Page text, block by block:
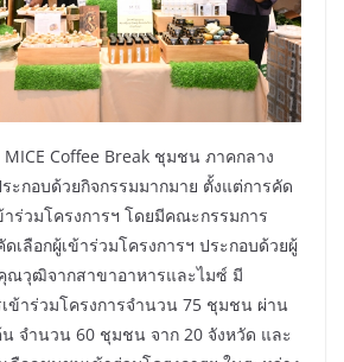
Coffee Break ชุมชน ภาคกลาง
ะกอบด้วยกิจกรรมมากมาย ตั้งแต่การคัด
ร่วมโครงการฯ โดยมีคณะกรรมการ
ลือกผู้เข้าร่วมโครงการฯ ประกอบด้วยผู้
ณวุฒิจากสาขาอาหารและไมซ์ มี
ข้าร่วมโครงการจำนวน 75 ชุมชน ผ่าน
จำนวน 60 ชุมชน จาก 20 จังหวัด และ